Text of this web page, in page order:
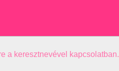
a keresztnevével